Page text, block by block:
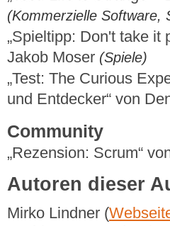
(Kommerzielle Software,
„Spieltipp: Don't take it
Jakob Moser (Spiele)
„Test: The Curious
und Entdecker“ von
Community
„Rezension: Scrum“
Autoren dieser
Mirko Lindner (